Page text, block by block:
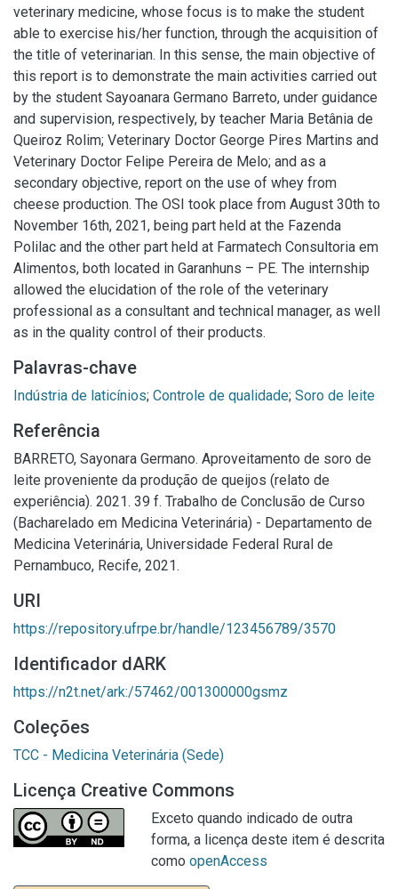
veterinary medicine, whose focus is to make the student
able to exercise his/her function, through the acquisition of
the title of veterinarian. In this sense, the main objective of
this report is to demonstrate the main activities carried out
by the student Sayoanara Germano Barreto, under guidance
and supervision, respectively, by teacher Maria Betânia de
Queiroz Rolim; Veterinary Doctor George Pires Martins and
Veterinary Doctor Felipe Pereira de Melo; and as a
secondary objective, report on the use of whey from
cheese production. The OSI took place from August 30th to
November 16th, 2021, being part held at the Fazenda
Polilac and the other part held at Farmatech Consultoria em
Alimentos, both located in Garanhuns – PE. The internship
allowed the elucidation of the role of the veterinary
professional as a consultant and technical manager, as well
as in the quality control of their products.
Palavras-chave
Indústria de laticínios; Controle de qualidade; Soro de leite
Referência
BARRETO, Sayonara Germano. Aproveitamento de soro de
leite proveniente da produção de queijos (relato de
experiência). 2021. 39 f. Trabalho de Conclusão de Curso
(Bacharelado em Medicina Veterinária) - Departamento de
Medicina Veterinária, Universidade Federal Rural de
Pernambuco, Recife, 2021.
URI
https://repository.ufrpe.br/handle/123456789/3570
Identificador dARK
https://n2t.net/ark:/57462/001300000gsmz
Coleções
TCC - Medicina Veterinária (Sede)
Licença Creative Commons
Exceto quando indicado de outra
forma, a licença deste item é descrita
como openAccess